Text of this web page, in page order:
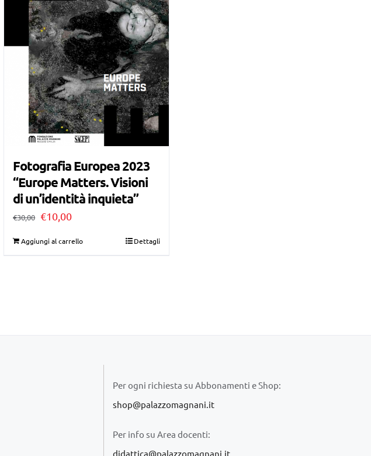
Fotografia Europea 2023
“Europe Matters. Visioni
di un’identità inquieta”
€30,00 Il
€10,00Il
Aggiungi al carrello Dettagli
Per ogni richiesta su Abbonamenti e Shop:
shop@palazzomagnani.it
Per info su Area docenti:
didattica@palazzomagnani.it